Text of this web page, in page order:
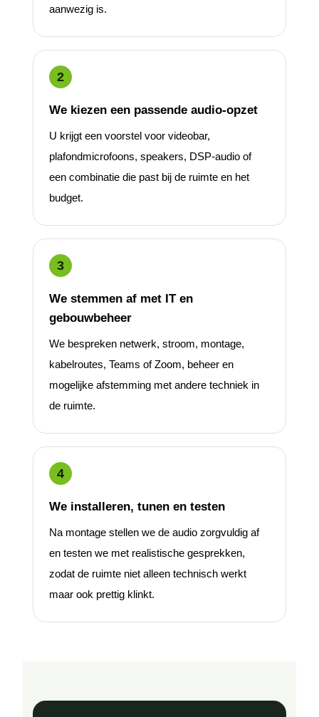
aanwezig is.
We kiezen een passende audio-opzet
U krijgt een voorstel voor videobar,
plafondmicrofoons, speakers, DSP-audio of
een combinatie die past bij de ruimte en het
budget.
We stemmen af met IT en
gebouwbeheer
We bespreken netwerk, stroom, montage,
kabelroutes, Teams of Zoom, beheer en
mogelijke afstemming met andere techniek in
de ruimte.
We installeren, tunen en testen
Na montage stellen we de audio zorgvuldig af
en testen we met realistische gesprekken,
zodat de ruimte niet alleen technisch werkt
maar ook prettig klinkt.